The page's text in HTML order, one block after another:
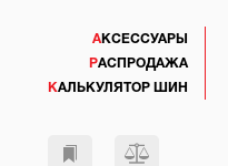
АКСЕССУАРЫ
РАСПРОДАЖА
КАЛЬКУЛЯТОР ШИН